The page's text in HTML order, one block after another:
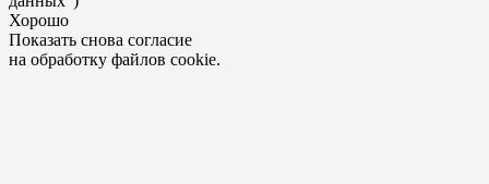
Хорошо
Показать снова согласие
на обработку файлов cookie.